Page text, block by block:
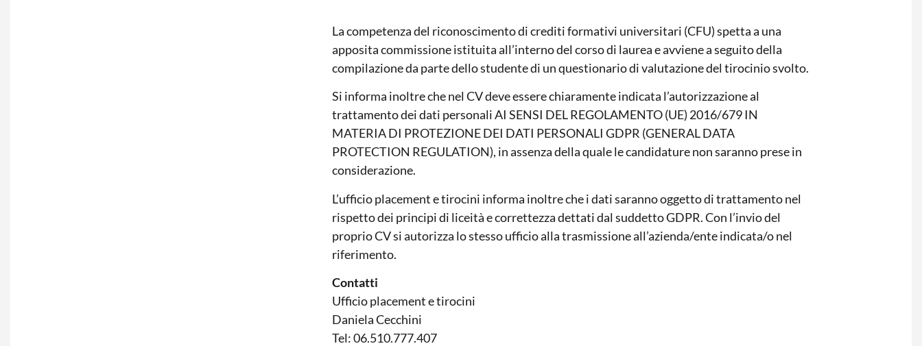
La competenza del riconoscimento di crediti formativi universitari (CFU) spetta a una
apposita commissione istituita all’interno del corso di laurea e avviene a seguito della
compilazione da parte dello studente di un questionario di valutazione del tirocinio svolto.
Si informa inoltre che nel CV deve essere chiaramente indicata l’autorizzazione al
trattamento dei dati personali AI SENSI DEL REGOLAMENTO (UE) 2016/679 IN
MATERIA DI PROTEZIONE DEI DATI PERSONALI GDPR (GENERAL DATA
PROTECTION REGULATION), in assenza della quale le candidature non saranno prese in
considerazione.
L’ufficio placement e tirocini informa inoltre che i dati saranno oggetto di trattamento nel
rispetto dei principi di liceità e correttezza dettati dal suddetto GDPR. Con l’invio del
proprio CV si autorizza lo stesso ufficio alla trasmissione all’azienda/ente indicata/o nel
riferimento.
Contatti
Ufficio placement e tirocini
Daniela Cecchini
Tel: 06.510.777.407